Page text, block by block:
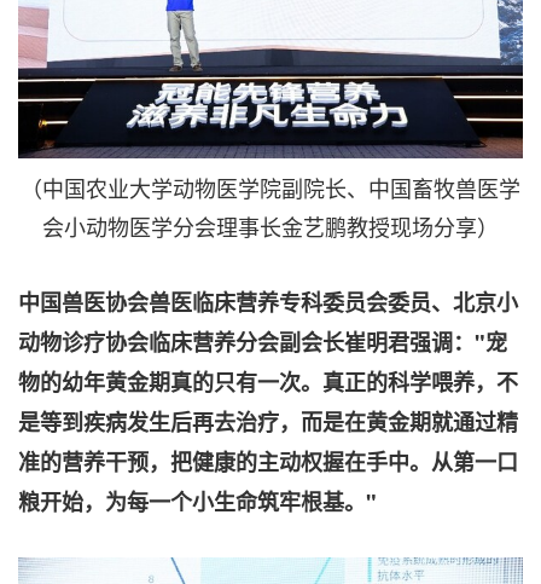
（中国农业大学动物医学院副院长、中国畜牧兽医学
会小动物医学分会理事长金艺鹏教授现场分享）
中国兽医协会兽医临床营养专科委员会委员、北京小
动物诊疗协会临床营养分会副会长崔明君强调："宠
物的幼年黄金期真的只有一次。真正的科学喂养，不
是等到疾病发生后再去治疗，而是在黄金期就通过精
准的营养干预，把健康的主动权握在手中。从第一口
粮开始，为每一个小生命筑牢根基。"